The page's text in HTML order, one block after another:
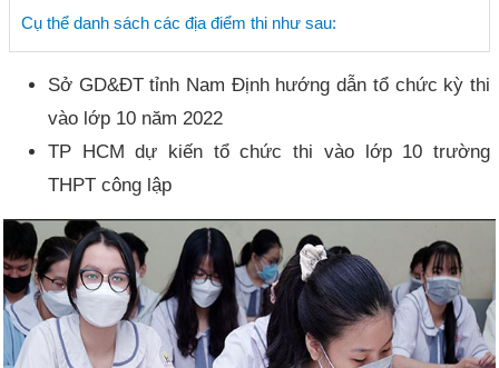
Cụ thể danh sách các địa điểm thi như sau:
Sở GD&ĐT tỉnh Nam Định hướng dẫn tổ chức kỳ thi
vào lớp 10 năm 2022
TP HCM dự kiến tổ chức thi vào lớp 10 trường
THPT công lập